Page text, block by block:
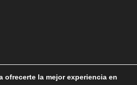
ofrecerte la mejor experiencia en